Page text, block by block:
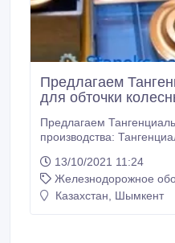
Предлагаем
для обточки
Предлагаем
производства:
пластина LNUX301940
пластина LNUX301940
Тангенциальная
13/10/2021 11:24
Железнодорожное
Казахстан, Шымкент